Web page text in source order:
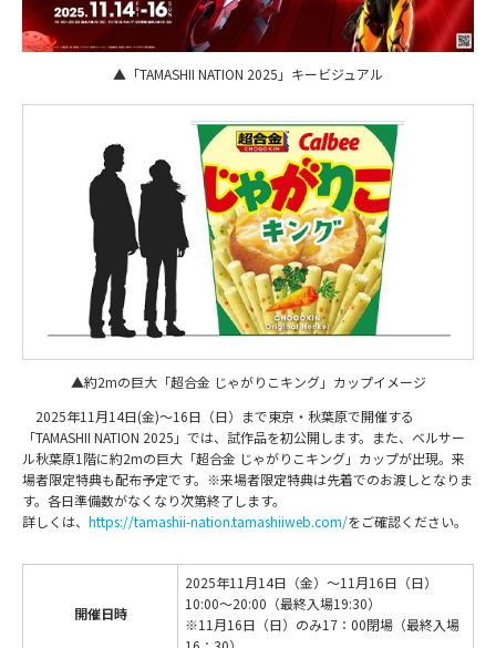
▲「TAMASHII NATION 2025」キービジュアル
▲約2mの巨大「超合金 じゃがりこキング」カップイメージ
2025年11月14日(金)～16日（日）まで東京・秋葉原で開催する
「TAMASHII NATION 2025」では、試作品を初公開します。また、ベルサー
ル秋葉原1階に約2mの巨大「超合金 じゃがりこキング」カップが出現。来
場者限定特典も配布予定です。※来場者限定特典は先着でのお渡しとなりま
す。各日準備数がなくなり次第終了します。
詳しくは、 https://tamashii-nation.tamashiiweb.com/をご確認ください。
開催日時
2025年11月14日（金）～11月16日（日）
10:00～20:00（最終入場19:30）
※11月16日（日）のみ17：00閉場（最終入場